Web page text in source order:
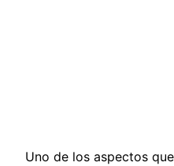
Uno de los aspectos